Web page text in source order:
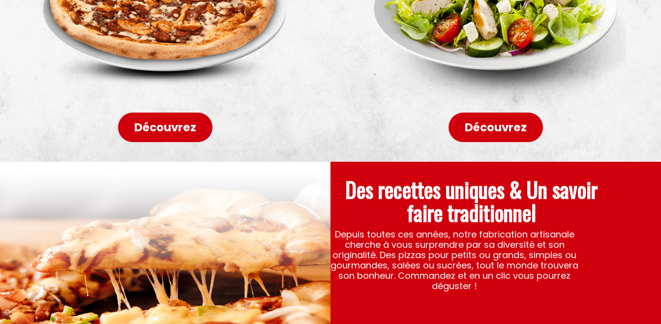
Découvrez Découvrez
Des recettes uniques & Un savoir
faire traditionnel
Depuis toutes ces années, notre fabrication artisanale
cherche à vous surprendre par sa diversité et son
originalité. Des pizzas pour petits ou grands, simples ou
gourmandes, salées ou sucrées, tout le monde trouvera
son bonheur. Commandez et en un clic vous pourrez
déguster !